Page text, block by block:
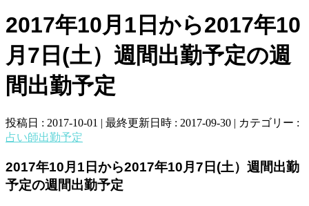
2017年10月1日から2017年10
月7日(土）週間出勤予定の週
間出勤予定
投稿日 : 2017-10-01 最終更新日時 : 2017-09-30
カテゴリー :
占い師出勤予定
2017年10月1日から2017年10月7日(土）週間出勤
予定の週間出勤予定